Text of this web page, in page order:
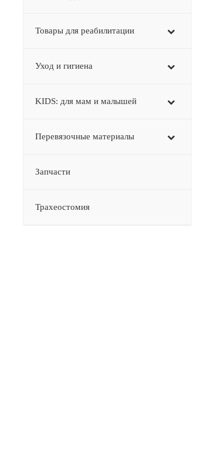
Товары для реабилитации
Уход и гигиена
KIDS: для мам и малышей
Перевязочные материалы
Запчасти
Трахеостомия